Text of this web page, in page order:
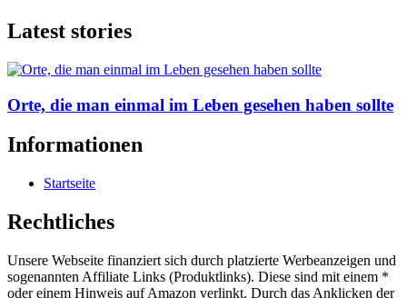
Latest stories
Orte, die man einmal im Leben gesehen haben sollte
Informationen
Startseite
Rechtliches
Unsere Webseite finanziert sich durch platzierte Werbeanzeigen und
sogenannten Affiliate Links (Produktlinks). Diese sind mit einem *
oder einem Hinweis auf Amazon verlinkt. Durch das Anklicken der